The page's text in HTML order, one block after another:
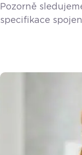
Pozorně
specifikace
čerstvé dezerty a
Poslední věc,
řešit, je
legislativy. S